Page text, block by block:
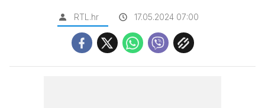
RTL.hr 17.05.2024 07:00